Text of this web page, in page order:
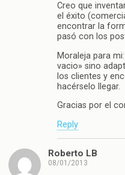
Creo que
el éxito
encontrar la
pasó con los
Moraleja para
vacio» sino
los clientes y
hacérselo llegar.
Gracias por el
Reply
Roberto LB
08/01/2013